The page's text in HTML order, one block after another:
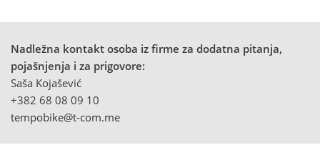
Nadležna kontakt osoba iz firme za dodatna pitanja,
pojašnjenja i za prigovore:
Saša Kojašević
+382 68 08 09 10
tempobike@t-com.me